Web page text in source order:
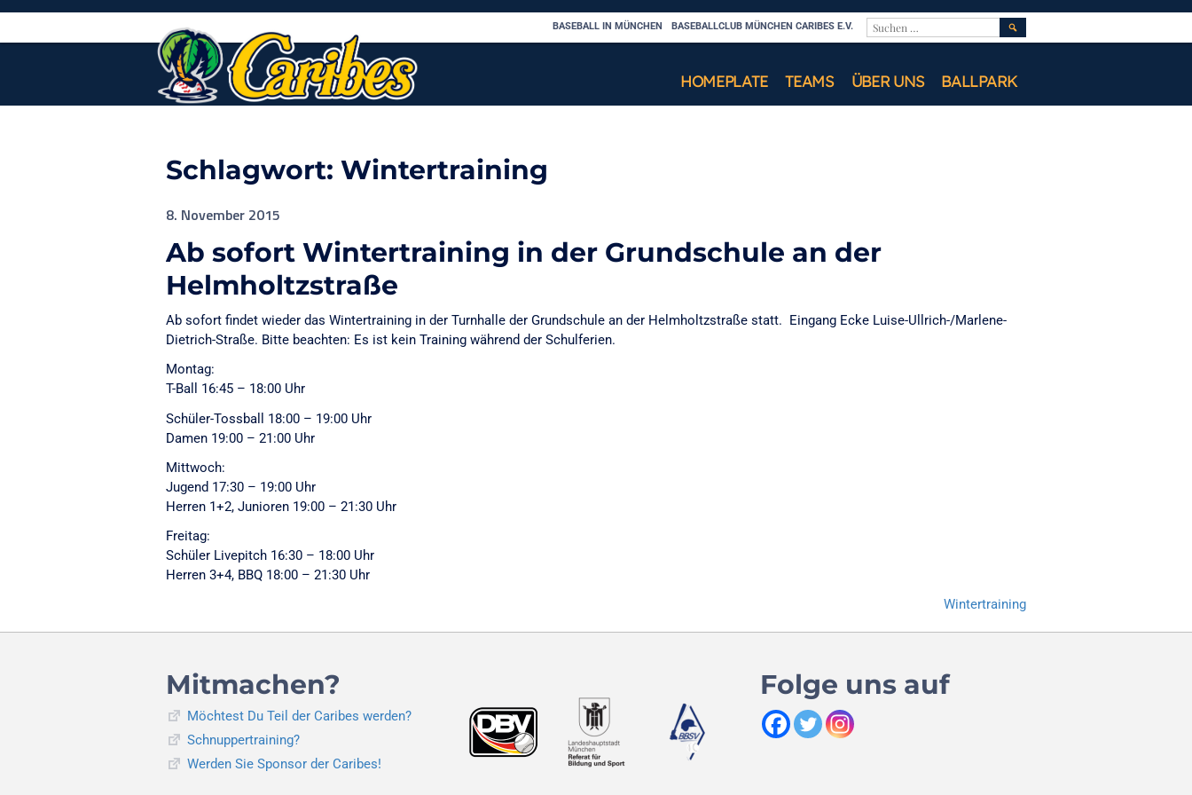
Skip
content
BASEBALL IN MÜNCHEN BASEBALLCLUB MÜNCHEN CARIBES E.V.
HOMEPLATE TEAMS ÜBER UNS BALLPARK
SUCHEN
Schlagwort: Wintertraining
8. November 2015
Ab sofort Wintertraining in der Grundschule an der
Helmholtzstraße
Ab sofort findet wieder das Wintertraining in der Turnhalle der Grundschule an der Helmholtzstraße statt. Eingang Ecke Luise-Ullrich-/Marlene-
Dietrich-Straße. Bitte beachten: Es ist kein Training während der Schulferien.
Montag:
T-Ball 16:45 – 18:00 Uhr
Schüler-Tossball 18:00 – 19:00 Uhr
Damen 19:00 – 21:00 Uhr
Mittwoch:
Jugend 17:30 – 19:00 Uhr
Herren 1+2, Junioren 19:00 – 21:30 Uhr
Freitag:
Schüler Livepitch 16:30 – 18:00 Uhr
Herren 3+4, BBQ 18:00 – 21:30 Uhr
Wintertraining
Mitmachen?
Möchtest Du Teil der Caribes werden?
Schnuppertraining?
Werden Sie Sponsor der Caribes!
Folge uns auf